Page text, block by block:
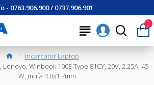
- 0763.906.900 / 0737.906.901
0
Incarcator Laptop
Winbook 100E Type 81CY, 20V, 2.25A, 45
W, mufa 4.0x1.7mm